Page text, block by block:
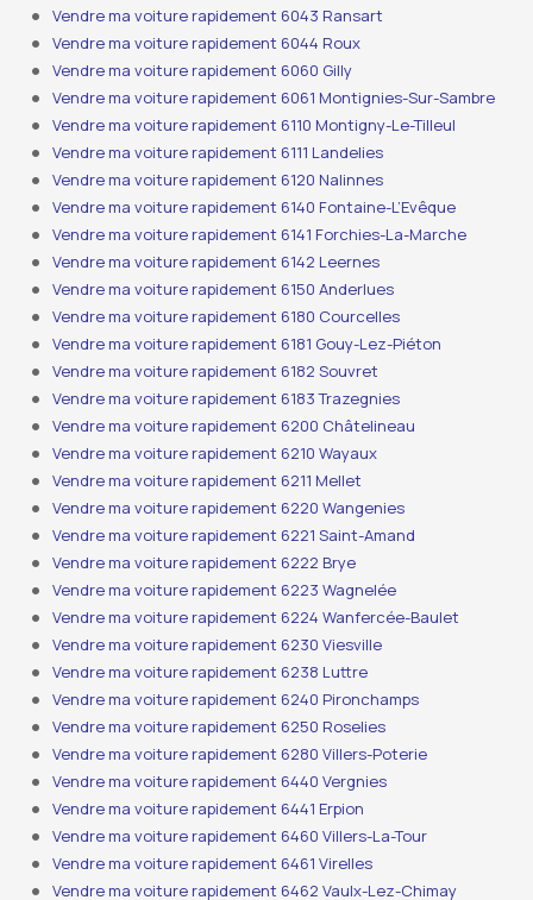
Vendre ma voiture rapidement 6043 Ransart
Vendre ma voiture rapidement 6044 Roux
Vendre ma voiture rapidement 6060 Gilly
Vendre ma voiture rapidement 6061 Montignies-Sur-Sambre
Vendre ma voiture rapidement 6110 Montigny-Le-Tilleul
Vendre ma voiture rapidement 6111 Landelies
Vendre ma voiture rapidement 6120 Nalinnes
Vendre ma voiture rapidement 6140 Fontaine-L’Evêque
Vendre ma voiture rapidement 6141 Forchies-La-Marche
Vendre ma voiture rapidement 6142 Leernes
Vendre ma voiture rapidement 6150 Anderlues
Vendre ma voiture rapidement 6180 Courcelles
Vendre ma voiture rapidement 6181 Gouy-Lez-Piéton
Vendre ma voiture rapidement 6182 Souvret
Vendre ma voiture rapidement 6183 Trazegnies
Vendre ma voiture rapidement 6200 Châtelineau
Vendre ma voiture rapidement 6210 Wayaux
Vendre ma voiture rapidement 6211 Mellet
Vendre ma voiture rapidement 6220 Wangenies
Vendre ma voiture rapidement 6221 Saint-Amand
Vendre ma voiture rapidement 6222 Brye
Vendre ma voiture rapidement 6223 Wagnelée
Vendre ma voiture rapidement 6224 Wanfercée-Baulet
Vendre ma voiture rapidement 6230 Viesville
Vendre ma voiture rapidement 6238 Luttre
Vendre ma voiture rapidement 6240 Pironchamps
Vendre ma voiture rapidement 6250 Roselies
Vendre ma voiture rapidement 6280 Villers-Poterie
Vendre ma voiture rapidement 6440 Vergnies
Vendre ma voiture rapidement 6441 Erpion
Vendre ma voiture rapidement 6460 Villers-La-Tour
Vendre ma voiture rapidement 6461 Virelles
Vendre ma voiture rapidement 6462 Vaulx-Lez-Chimay